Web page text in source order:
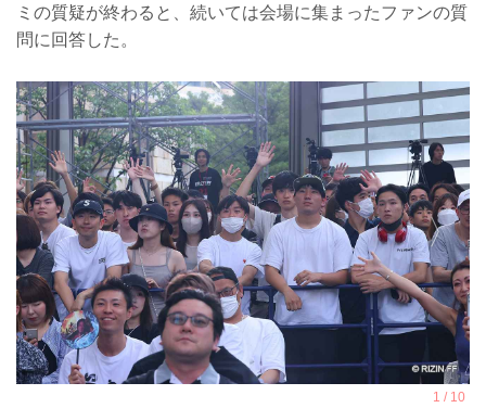
ミの質疑が終わると、続いては会場に集まったファンの質
問に回答した。